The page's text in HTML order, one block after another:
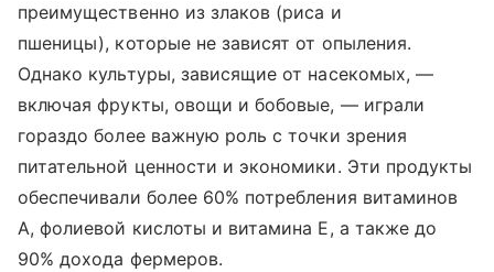
преимущественно из злаков (риса и
пшеницы), которые не зависят от опыления.
Однако культуры, зависящие от насекомых, —
включая фрукты, овощи и бобовые, — играли
гораздо более важную роль с точки зрения
питательной ценности и экономики. Эти продукты
обеспечивали более 60% потребления витаминов
А, фолиевой кислоты и витамина Е, а также до
90% дохода фермеров.